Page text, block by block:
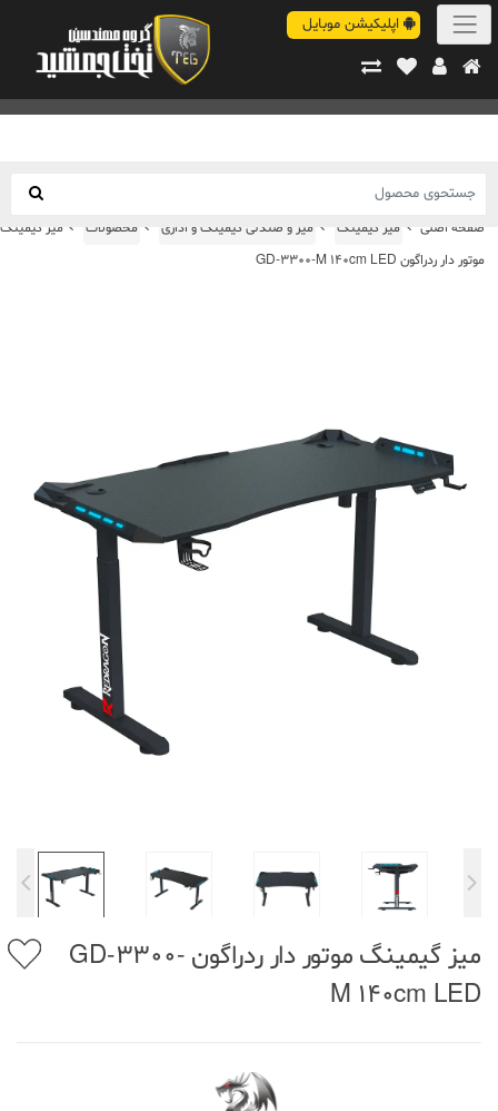
اپلیکیشن موبایل
صفحه اصلی محصولات میز و صندلی گیمینگ و اداری میز گیمینگ
میز گیمینگ
موتور دار ردراگون GD-3300-M 140cm LED
میز گیمینگ موتور دار ردراگون GD-3300-
M 140cm LED